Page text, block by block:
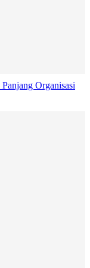
Organisasi